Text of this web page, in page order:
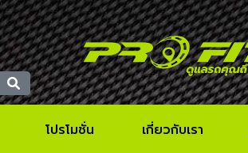
โปรโมชั่น เกี่ยวกับเรา